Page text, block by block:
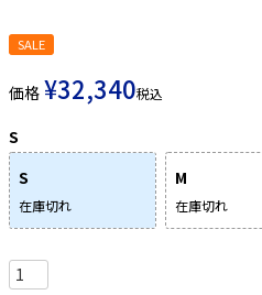
SALE
価格 ¥32,340税込
S
S
在庫切れ
M
在庫切れ